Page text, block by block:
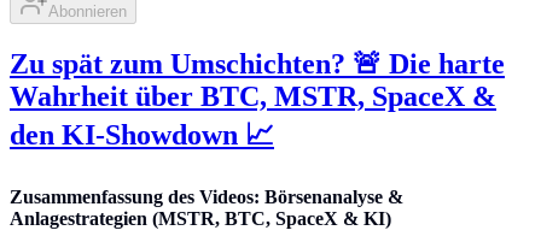
Abonnieren
Zu spät zum Umschichten? 🚨 Die harte
Wahrheit über BTC, MSTR, SpaceX &
den KI-Showdown 📈
Zusammenfassung des Videos: Börsenanalyse &
Anlagestrategien (MSTR, BTC, SpaceX & KI)